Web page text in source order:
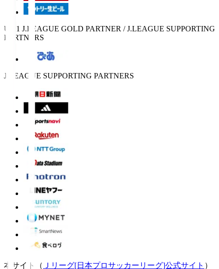
U-21 J.LEAGUE GOLD PARTNER / J.LEAGUE SUPPORTING
PARTNERS
J.LEAGUE SUPPORTING PARTNERS
本サイト（ Ｊリーグ[日本プロサッカーリーグ]公式サイト ）